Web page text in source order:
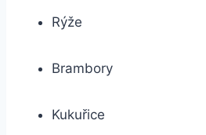
Rýže
Brambory
Kukuřice